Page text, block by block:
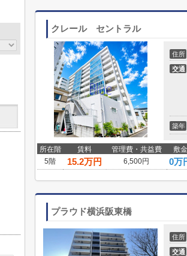
クレール セントラル
住所
交通
築年
所在階 賃料 管理費・共益費 敷金
5階
15.2万円 6,500円 0万
プラウド横浜阪東橋
住所
交通